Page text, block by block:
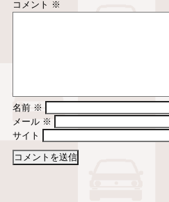
コメント ※
名前 ※
メール ※
サイト